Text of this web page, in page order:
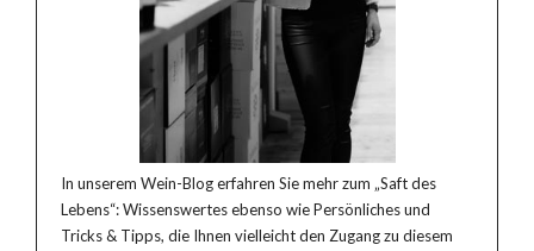
In unserem Wein-Blog erfahren Sie mehr zum „Saft des
Lebens“: Wissenswertes ebenso wie Persönliches und
Tricks & Tipps, die Ihnen vielleicht den Zugang zu diesem